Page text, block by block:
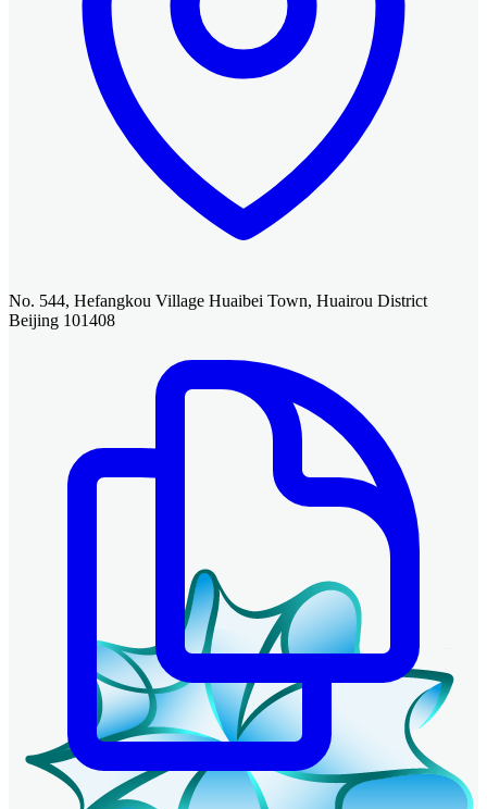
No. 544, Hefangkou Village Huaibei Town, Huairou District
Beijing 101408